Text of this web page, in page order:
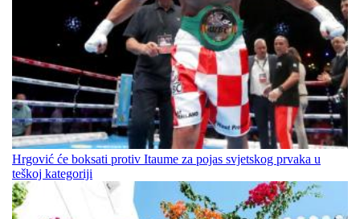
Hrgović će boksati protiv Itaume za pojas svjetskog prvaka u
teškoj kategoriji